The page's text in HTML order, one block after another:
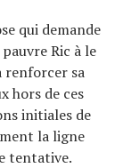
qui demande
Ric à le
renforcer sa
hors de ces
initiales de
la ligne
tentative.